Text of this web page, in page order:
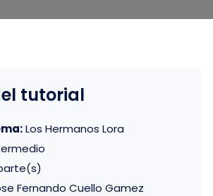
tutorial
Los Hermanos Lora
Fernando Cuello Gamez